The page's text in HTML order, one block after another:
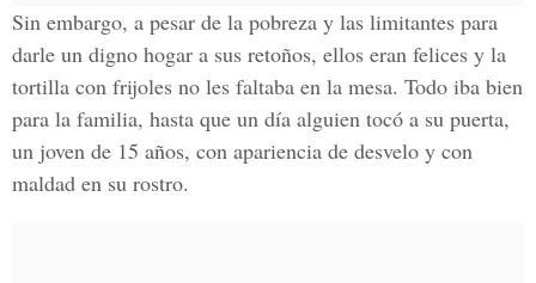
Sin embargo, a pesar de la pobreza y las limitantes para
darle un digno hogar a sus retoños, ellos eran felices y la
tortilla con frijoles no les faltaba en la mesa. Todo iba bien
para la familia, hasta que un día alguien tocó a su puerta,
un joven de 15 años, con apariencia de desvelo y con
maldad en su rostro.